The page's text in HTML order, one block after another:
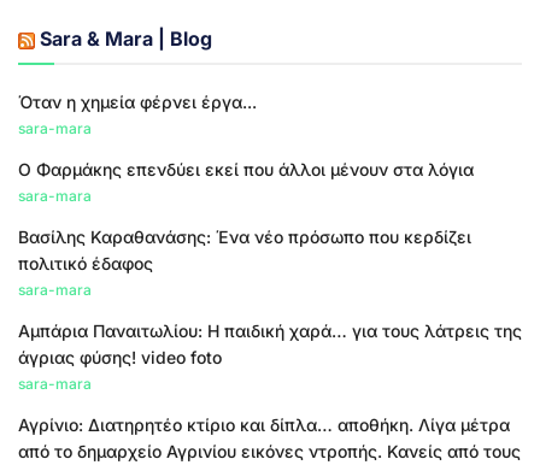
Sara & Mara | Blog
Όταν η χημεία φέρνει έργα...
sara-mara
Ο Φαρμάκης επενδύει εκεί που άλλοι μένουν στα λόγια
sara-mara
Βασίλης Καραθανάσης: Ένα νέο πρόσωπο που κερδίζει
πολιτικό έδαφος
sara-mara
Αμπάρια Παναιτωλίου: Η παιδική χαρά… για τους λάτρεις της
άγριας φύσης! video foto
sara-mara
Αγρίνιο: Διατηρητέο κτίριο και δίπλα… αποθήκη. Λίγα μέτρα
από το δημαρχείο Αγρινίου εικόνες ντροπής. Κανείς από τους